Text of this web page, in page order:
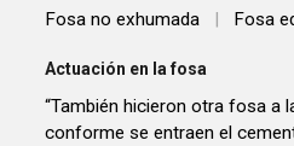
Fosa no exhumada | Fosa
Actuación en la fosa
“También hicieron otra fosa a
conforme se entraen el